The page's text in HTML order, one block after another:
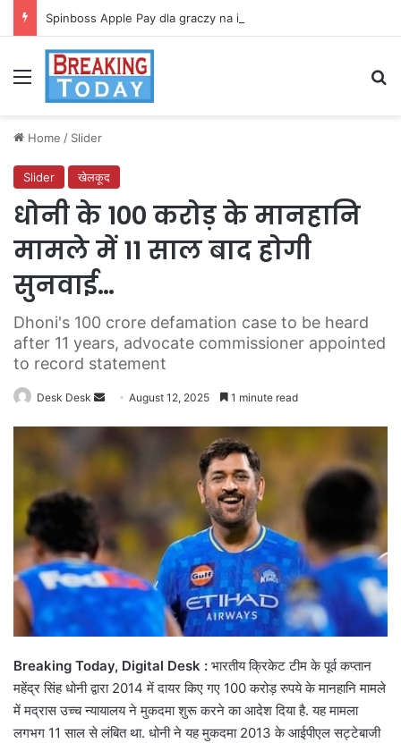
Spinboss Apple Pay dla graczy na iPhone
Menu
Home / Slider
Slider खेलकूद
धोनी के 100 करोड़ के मानहानि
मामले में 11 साल बाद होगी
सुनवाई…
Dhoni's 100 crore defamation case to be heard
after 11 years, advocate commissioner appointed
to record statement
Desk Desk
SendAugust 12, 2025 1 minute read
Breaking Today, Digital Desk : भारतीय क्रिकेट टीम के पूर्व कप्तान
महेंद्र सिंह धोनी द्वारा 2014 में दायर किए गए 100 करोड़ रुपये के मानहानि मामले
में मद्रास उच्च न्यायालय ने मुकदमा शुरू करने का आदेश दिया है. यह मामला
लगभग 11 साल से लंबित था. धोनी ने यह मुकदमा 2013 के आईपीएल सट्टेबाजी